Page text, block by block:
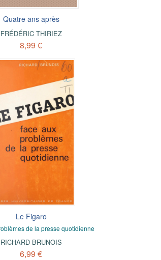
Quatre ans après
FRÉDÉRIC THIRIEZ
8,99 €
Le Figaro
de la presse quotidienne
RICHARD BRUNOIS
6,99 €